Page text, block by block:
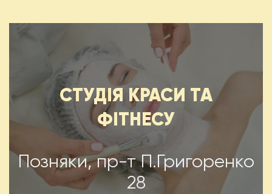
СТУДІЯ КРАСИ ТА
ФІТНЕСУ
Позняки, пр-т П.Григоренко
28